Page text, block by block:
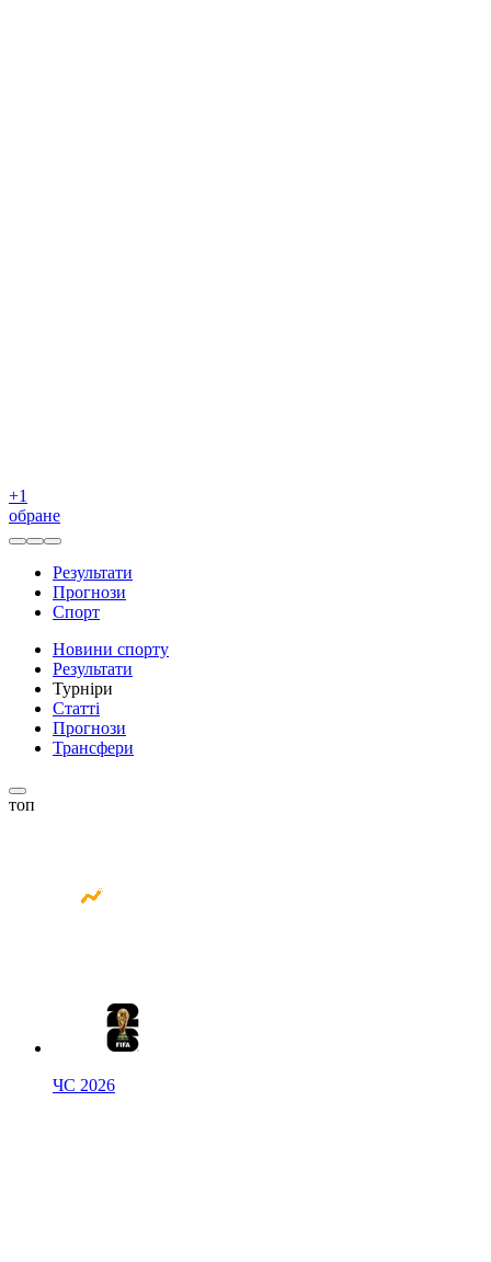
+1
обране
Результати
Прогнози
Спорт
Новини спорту
Результати
Турніри
Статті
Прогнози
Трансфери
топ
ЧС 2026